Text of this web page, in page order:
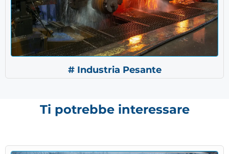
# Industria Pesante
Ti potrebbe interessare